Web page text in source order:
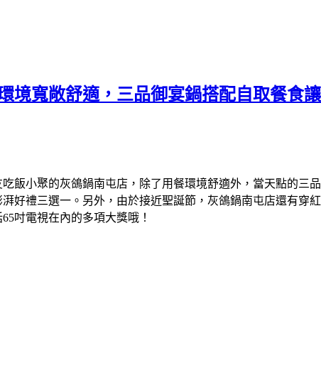
境寬敞舒適，三品御宴鍋搭配自取餐食
飯小聚的灰鴿鍋南屯店，除了用餐環境舒適外，當天點的三
好禮三選一。另外，由於接近聖誕節，灰鴿鍋南屯店還有穿
吋電視在內的多項大獎哦！